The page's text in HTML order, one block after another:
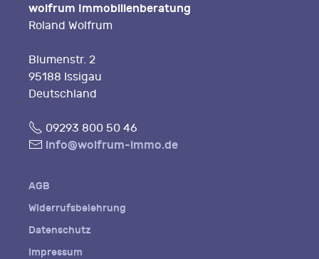
wolfrum Immobilienberatung
Roland Wolfrum
Blumenstr. 2
95188 Issigau
Deutschland
Fon09293 800 50 46
E- info@wolfrum-immo.de
AGB
Widerrufsbelehrung
Datenschutz
Impressum